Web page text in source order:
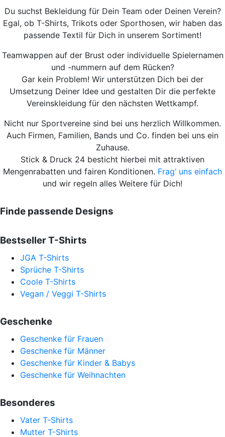
Du suchst Bekleidung für Dein Team oder Deinen Verein?
Egal, ob T-Shirts, Trikots oder Sporthosen, wir haben das
passende Textil für Dich in unserem Sortiment!
Teamwappen auf der Brust oder individuelle Spielernamen
und -nummern auf dem Rücken?
Gar kein Problem! Wir unterstützen Dich bei der
Umsetzung Deiner Idee und gestalten Dir die perfekte
Vereinskleidung für den nächsten Wettkampf.
Nicht nur Sportvereine sind bei uns herzlich Willkommen.
Auch Firmen, Familien, Bands und Co. finden bei uns ein
Zuhause.
Stick & Druck 24 besticht hierbei mit attraktiven
Mengenrabatten und fairen Konditionen. Frag‘ uns einfach
und wir regeln alles Weitere für Dich!
Finde passende Designs
Bestseller T-Shirts
JGA T-Shirts
Sprüche T-Shirts
Coole T-Shirts
Vegan / Veggi T-Shirts
Geschenke
Geschenke für Frauen
Geschenke für Männer
Geschenke für Kinder & Babys
Geschenke für Weihnachten
Besonderes
Vater T-Shirts
Mutter T-Shirts